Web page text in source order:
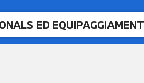
ED